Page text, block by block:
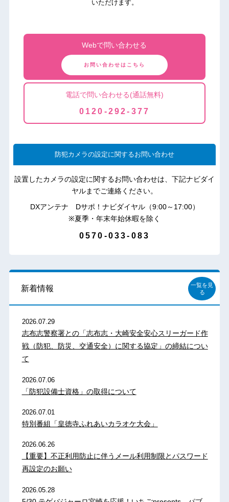
いただけます。
Webで問い合わせる
お問い合わせはこちら
電話で問い合わせる(通話無料)
0120-292-377
防犯カメラの設定に関するお問い合わせ
設置したカメラの設定に関するお問い合わせは、下記ナビダイ
ヤルまでご連絡ください。
DXアンテナ Dサポ！ナビダイヤル（9:00～17:00）
※夏季・年末年始休暇を除く
0570-033-083
新着情報
一覧を見
る
2026.07.29
志布志警察署との「志布志・大崎安全安心スリーガード作
戦（防犯、防災、交通安全）に関する協定」の締結につい
て
2026.07.06
「防犯設備士資格」の取得について
2026.07.01
特別番組「皇徳寺ふれあいカラオケ大会」
2026.06.26
【重要】不正利用防止に伴うメール利用制限とパスワード
再設定のお願い
2026.05.28